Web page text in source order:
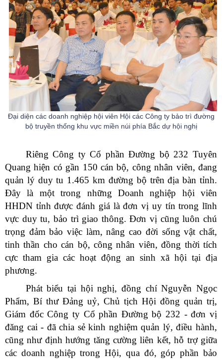
Đại diện các doanh nghiệp hội viên Hội các Công ty bảo trì đường
bộ truyền thống khu vực miền núi phía Bắc dự hội nghị
Riêng Công ty Cổ phần Đường bộ 232 Tuyên
Quang hiện có gần 150 cán bộ, công nhân viên, đang
quản lý duy tu 1.465 km đường bộ trên địa bàn tỉnh.
Đây là một trong những Doanh nghiệp hội viên
HHDN tỉnh được đánh giá là đơn vị uy tín trong lĩnh
vực duy tu, bảo trì giao thông. Đơn vị cũng luôn chú
trọng đảm bảo việc làm, nâng cao đời sống vật chất,
tinh thần cho cán bộ, công nhân viên, đồng thời tích
cực tham gia các hoạt động an sinh xã hội tại địa
phương.
Phát biểu tại hội nghị, đồng chí Nguyễn Ngọc
Phẩm, Bí thư Đảng uỷ, Chủ tịch Hội đồng quản trị,
Giám đốc Công ty Cổ phần Đường bộ 232 - đơn vị
đăng cai - đã chia sẻ kinh nghiệm quản lý, điều hành,
cũng như định hướng tăng cường liên kết, hỗ trợ giữa
các doanh nghiệp trong Hội, qua đó, góp phần bảo